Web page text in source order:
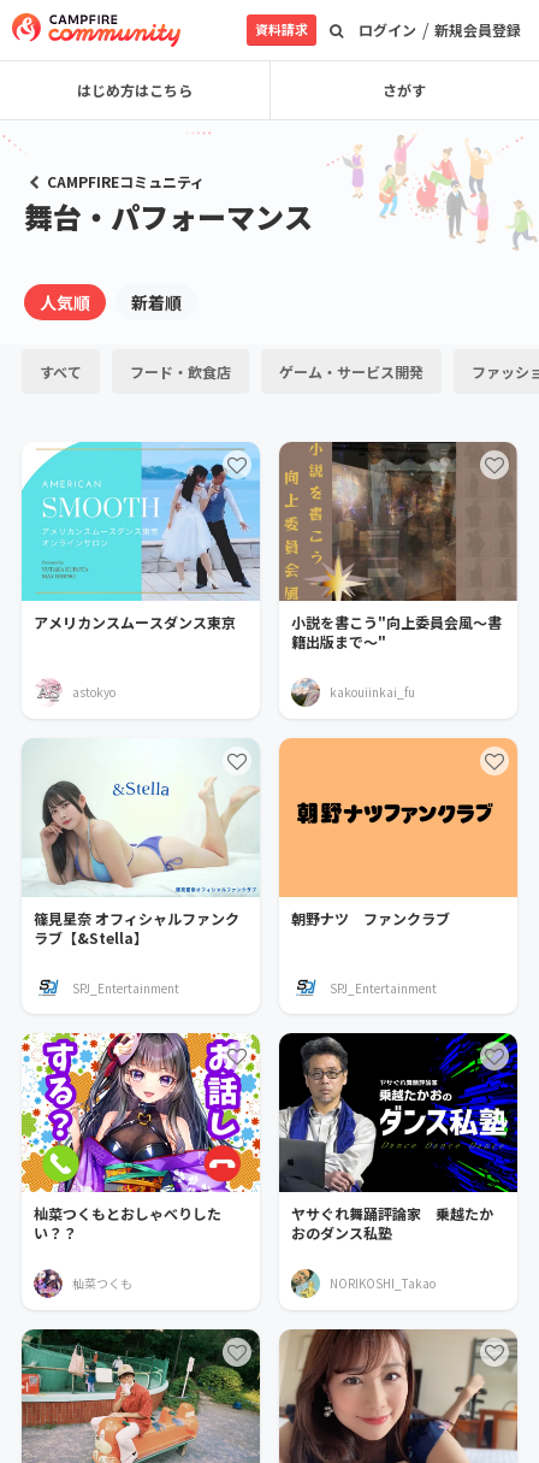
ログイン / 新規会員登録
資料請求
はじめ方はこちら さがす
CAMPFIREコミュニティ
舞台・パフォーマンス
人気順 新着順
すべて フード・飲食店 ゲーム・サービス開発 ファッシ
アメリカンスムースダンス東京
astokyo
小説を書こう"向上委員会風〜書
籍出版まで〜"
kakouiinkai_fu
篠見星奈 オフィシャルファンク
ラブ【&Stella】
SPJ_Entertainment
朝野ナツ ファンクラブ
SPJ_Entertainment
杣菜つくもとおしゃべりした
い？？
杣菜つくも
ヤサぐれ舞踊評論家 乗越たか
おのダンス私塾
NORIKOSHI_Takao